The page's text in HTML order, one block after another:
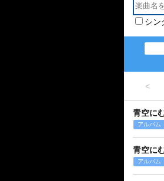
シン
<
青空に
アルバム
青空に
アルバム